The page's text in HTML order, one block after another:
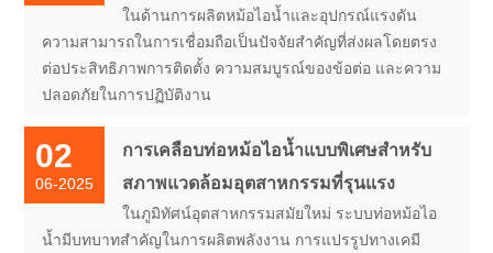
ในด้านการผลิตหม้อไอน้ำและอุปกรณ์แรงดัน
ความสามารถในการเชื่อมถือเป็นปัจจัยสำคัญที่ส่งผลโดยตรง
ต่อประสิทธิภาพการติดตั้ง ความสมบูรณ์ของข้อต่อ และความ
ปลอดภัยในการปฏิบัติงาน
02
06-2025
การเคลือบท่อหม้อไอน้ำแบบพิเศษสำหรับ
สภาพแวดล้อมอุตสาหกรรมที่รุนแรง
ในภูมิทัศน์อุตสาหกรรมสมัยใหม่ ระบบท่อหม้อไอ
น้ำมีบทบาทสำคัญในการผลิตพลังงาน การแปรรูปทางเคมี